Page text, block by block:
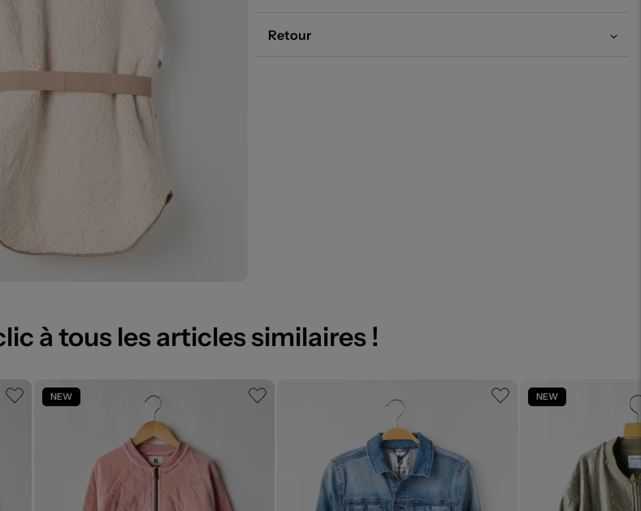
Retour
à tous les articles similaires !
NEW NEW